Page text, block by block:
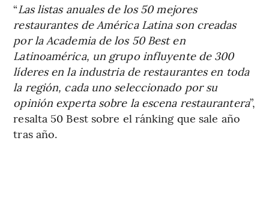
“Las listas anuales de los 50 mejores
restaurantes de América Latina son creadas
por la Academia de los 50 Best en
Latinoamérica, un grupo influyente de 300
líderes en la industria de restaurantes en toda
la región, cada uno seleccionado por su
opinión experta sobre la escena restaurantera”,
resalta 50 Best sobre el ránking que sale año
tras año.